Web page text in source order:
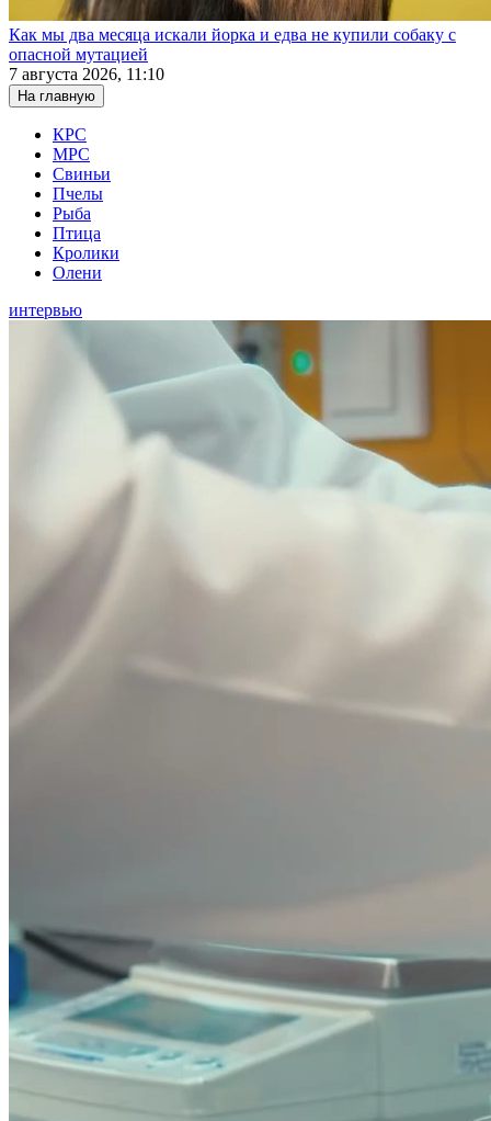
Как мы два месяца искали йорка и едва не купили собаку с
опасной мутацией
7 августа 2026, 11:10
На главную
КРС
МРС
Свиньи
Пчелы
Рыба
Птица
Кролики
Олени
интервью